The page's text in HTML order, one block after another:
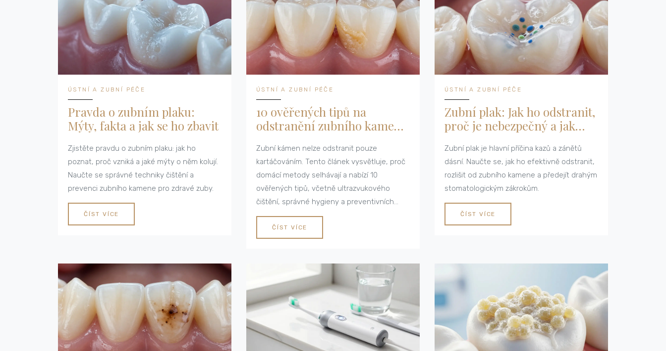
ÚSTNÍ A ZUBNÍ PÉČE
Pravda o zubním plaku:
Mýty, fakta a jak se ho zbavit
Zjistěte pravdu o zubním plaku: jak ho
poznat, proč vzniká a jaké mýty o něm kolují.
Naučte se správné techniky čištění a
prevenci zubního kamene pro zdravé zuby.
ČÍST VÍCE
ÚSTNÍ A ZUBNÍ PÉČE
10 ověřených tipů na
odstranění zubního kamene
hygienistky
Zubní kámen nelze odstranit pouze
kartáčováním. Tento článek vysvětluje, proč
domácí metody selhávají a nabízí 10
ověřených tipů, včetně ultrazvukového
čištění, správné hygieny a preventivních
kroků pro zdravé zuby.
ČÍST VÍCE
ÚSTNÍ A ZUBNÍ PÉČE
Zubní plak: Jak ho odstranit,
proč je nebezpečný a jak
Zubní plak je hlavní příčina kazů a zánětů
dásní. Naučte se, jak ho efektivně odstranit,
rozlišit od zubního kamene a předejít drahým
stomatologickým zákrokům.
ČÍST VÍCE